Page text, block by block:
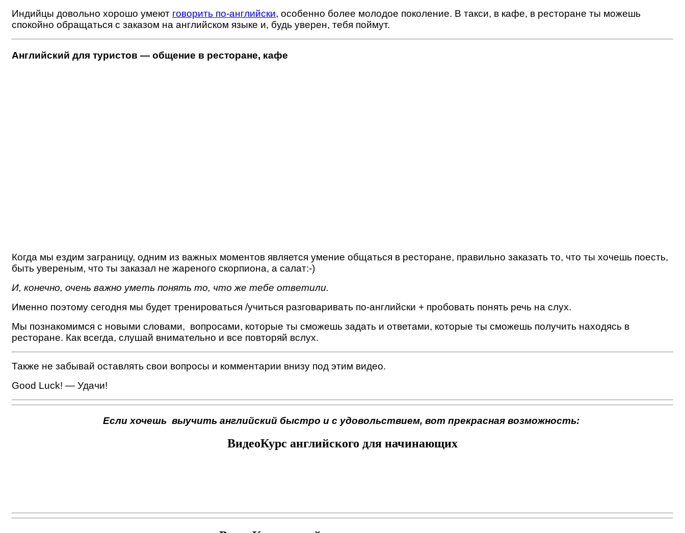
Индийцы довольно хорошо умеют говорить по-английски, особенно более молодое поколение. В такси, в кафе, в ресторане ты можешь
спокойно обращаться с заказом на английском языке и, будь уверен, тебя поймут.
Английский для туристов — общение в ресторане, кафе
Когда мы ездим заграницу, одним из важных моментов является умение общаться в ресторане, правильно заказать то, что ты хочешь поесть,
быть увереным, что ты заказал не жареного скорпиона, а салат:-)
И, конечно, очень важно уметь понять то, что же тебе ответили.
Именно поэтому сегодня мы будет тренироваться /учиться разговаривать по-английски + пробовать понять речь на слух.
Мы познакомимся с новыми словами, вопросами, которые ты сможешь задать и ответами, которые ты сможешь получить находясь в
ресторане. Как всегда, слушай внимательно и все повторяй вслух.
Также не забывай оставлять свои вопросы и комментарии внизу под этим видео.
Good Luck! — Удачи!
Если хочешь выучить английский быстро и с удовольствием, вот прекрасная возможность:
ВидеоКурс английского для начинающих